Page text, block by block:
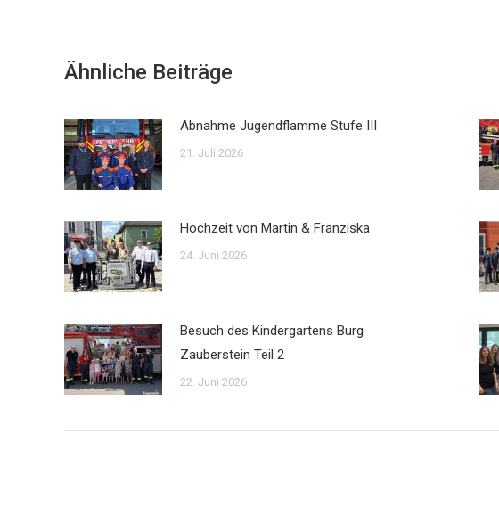
Ähnliche Beiträge
Abnahme Jugendflamme Stufe III
21. Juli 2026
Hochzeit von Martin & Franziska
24. Juni 2026
Besuch des Kindergartens Burg
Zauberstein Teil 2
22. Juni 2026